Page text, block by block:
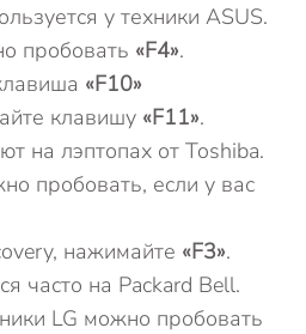
у техники ASUS.
пробовать «F4».
«F10»
клавишу «F11».
на лэптопах от Toshiba.
пробовать, если у вас
нажимайте «F3».
часто на Packard Bell.
LG можно пробовать